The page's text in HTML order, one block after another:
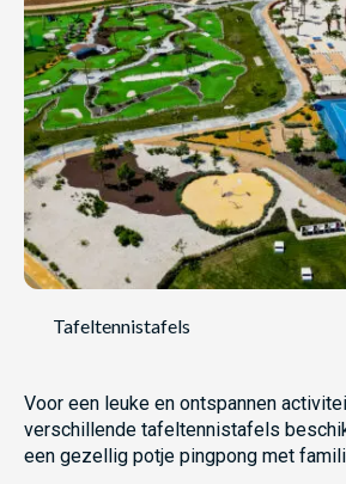
Voor een leuke en ontspannen
verschillende tafeltennistafels
een gezellig potje pingpong met